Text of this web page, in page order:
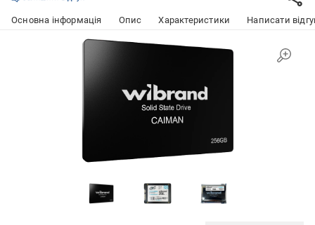
Основна інформація Опис Характеристики Написати